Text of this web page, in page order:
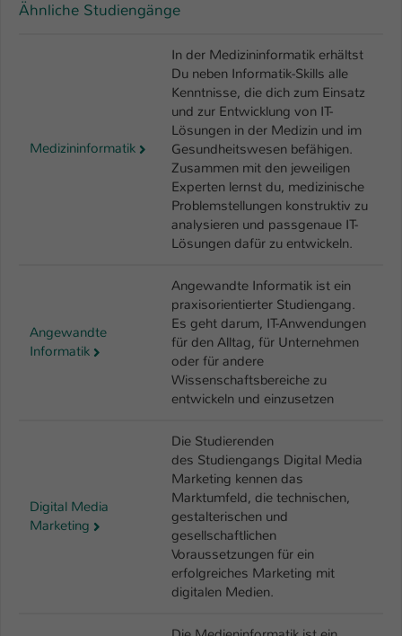
Ähnliche Studiengänge
Medizininformatik
In der Medizininformatik erhältst
Du neben Informatik-Skills alle
Kenntnisse, die dich zum Einsatz
und zur Entwicklung von IT-
Lösungen in der Medizin und im
Gesundheitswesen befähigen.
Zusammen mit den jeweiligen
Experten lernst du, medizinische
Problemstellungen konstruktiv zu
analysieren und passgenaue IT-
Lösungen dafür zu entwickeln.
Angewandte
Informatik
Angewandte Informatik ist ein
praxisorientierter Studiengang.
Es geht darum, IT-Anwendungen
für den Alltag, für Unternehmen
oder für andere
Wissenschaftsbereiche zu
entwickeln und einzusetzen
Digital Media
Marketing
Die Studierenden
des Studiengangs Digital Media
Marketing kennen das
Marktumfeld, die technischen,
gestalterischen und
gesellschaftlichen
Voraussetzungen für ein
erfolgreiches Marketing mit
digitalen Medien.